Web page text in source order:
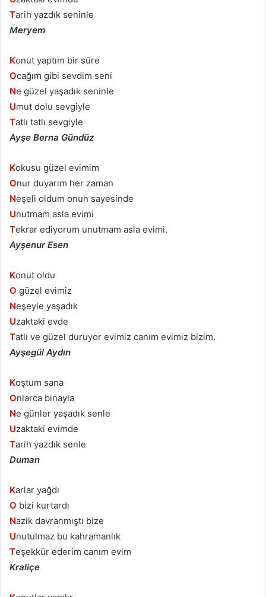
Tarih yazdık seninle
Meryem
Konut yaptım bir süre
Ocağım gibi sevdim seni
Ne güzel yaşadık seninle
Umut dolu sevgiyle
Tatlı tatlı sevgiyle
Ayşe Berna Gündüz
Kokusu güzel evimim
Onur duyarım her zaman
Neşeli oldum onun sayesinde
Unutmam asla evimi
Tekrar ediyorum unutmam asla evimi.
Ayşenur Esen
Konut oldu
O güzel evimiz
Neşeyle yaşadık
Uzaktaki evde
Tatlı ve güzel duruyor evimiz canım evimiz bizim.
Ayşegül Aydın
Koştum sana
Onlarca binayla
Ne günler yaşadık senle
Uzaktaki evimde
Tarih yazdık senle
Duman
Karlar yağdı
O bizi kurtardı
Nazik davranmıştı bize
Unutulmaz bu kahramanlık
Teşekkür ederim canım evim
Kraliçe